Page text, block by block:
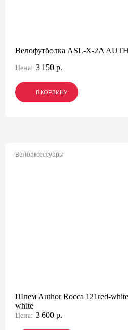
Велофутболка ASL-X-2A
Цена: 3 150 р.
В КОРЗИНУ
В КОРЗИНУ
В КОРЗИНУ
Велоаксессуары
Шлем Author Rocca 121red-
white
Цена: 3 600 р.